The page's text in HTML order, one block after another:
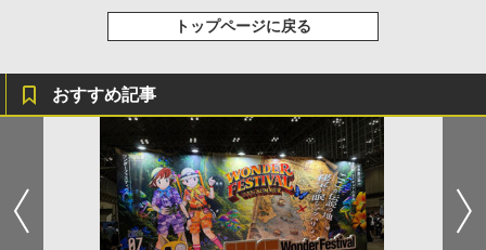
トップページに戻る
おすすめ記事